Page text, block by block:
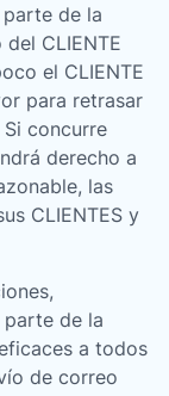
de la
CLIENTE
el CLIENTE
para retrasar
concurre
derecho a
las
CLIENTES y
de la
a todos
de correo